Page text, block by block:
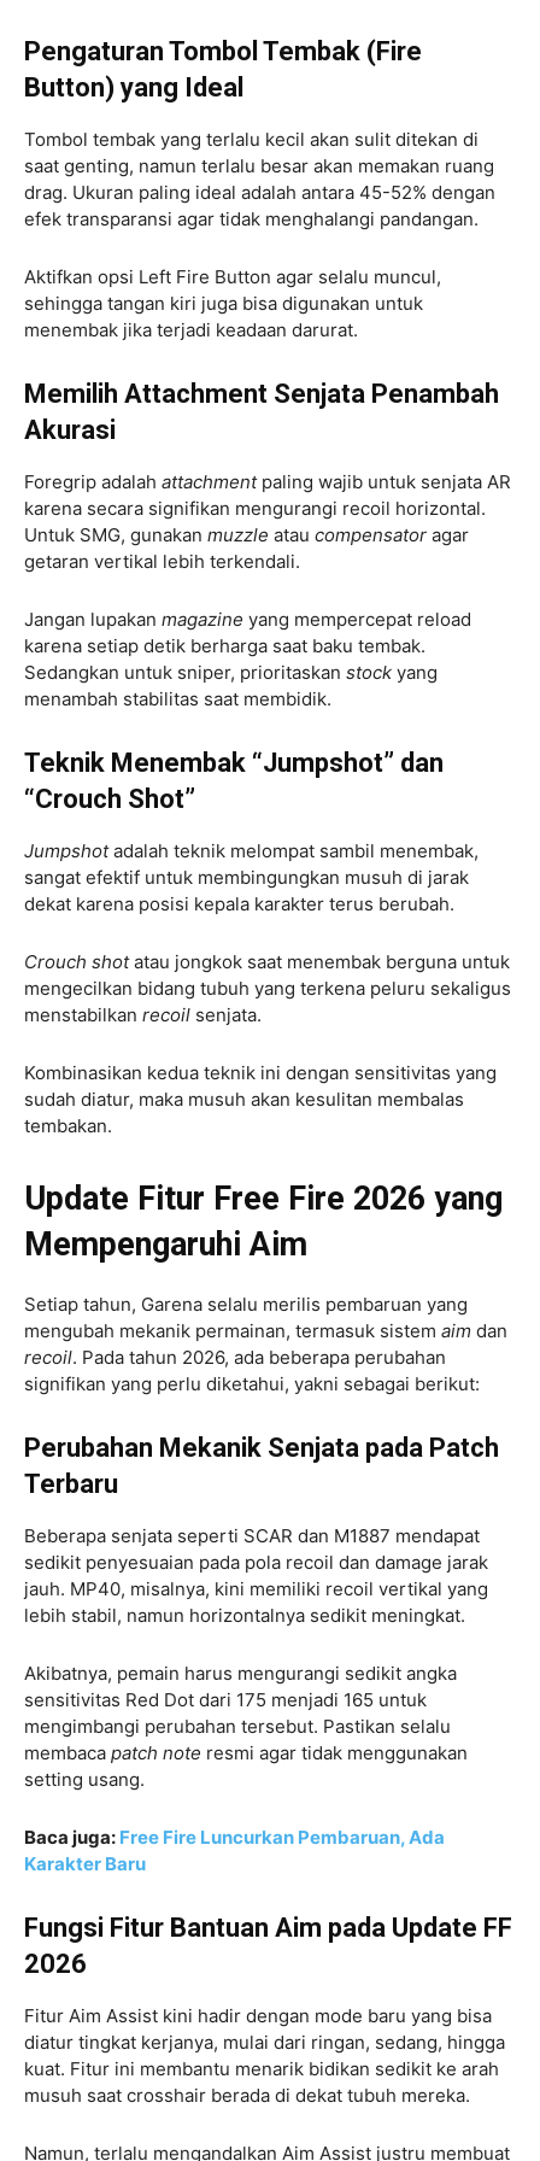
Pengaturan Tombol Tembak (Fire
Button) yang Ideal
Tombol tembak yang terlalu kecil akan sulit ditekan di
saat genting, namun terlalu besar akan memakan ruang
drag. Ukuran paling ideal adalah antara 45-52% dengan
efek transparansi agar tidak menghalangi pandangan.
Aktifkan opsi Left Fire Button agar selalu muncul,
sehingga tangan kiri juga bisa digunakan untuk
menembak jika terjadi keadaan darurat.
Memilih Attachment Senjata Penambah
Akurasi
Foregrip adalah attachment paling wajib untuk senjata AR
karena secara signifikan mengurangi recoil horizontal.
Untuk SMG, gunakan muzzle atau compensator agar
getaran vertikal lebih terkendali.
Jangan lupakan magazine yang mempercepat reload
karena setiap detik berharga saat baku tembak.
Sedangkan untuk sniper, prioritaskan stock yang
menambah stabilitas saat membidik.
Teknik Menembak “Jumpshot” dan
“Crouch Shot”
Jumpshotadalah teknik melompat sambil menembak,
sangat efektif untuk membingungkan musuh di jarak
dekat karena posisi kepala karakter terus berubah.
Crouch shotatau jongkok saat menembak berguna untuk
mengecilkan bidang tubuh yang terkena peluru sekaligus
menstabilkan recoil senjata.
Kombinasikan kedua teknik ini dengan sensitivitas yang
sudah diatur, maka musuh akan kesulitan membalas
tembakan.
Update Fitur Free Fire 2026 yang
Mempengaruhi Aim
Setiap tahun, Garena selalu merilis pembaruan yang
mengubah mekanik permainan, termasuk sistem aim dan
recoil. Pada tahun 2026, ada beberapa perubahan
signifikan yang perlu diketahui, yakni sebagai berikut:
Perubahan Mekanik Senjata pada Patch
Terbaru
Beberapa senjata seperti SCAR dan M1887 mendapat
sedikit penyesuaian pada pola recoil dan damage jarak
jauh. MP40, misalnya, kini memiliki recoil vertikal yang
lebih stabil, namun horizontalnya sedikit meningkat.
Akibatnya, pemain harus mengurangi sedikit angka
sensitivitas Red Dot dari 175 menjadi 165 untuk
mengimbangi perubahan tersebut. Pastikan selalu
membaca patch note resmi agar tidak menggunakan
setting usang.
Baca juga: Free Fire Luncurkan Pembaruan, Ada
Karakter Baru
Fungsi Fitur Bantuan Aim pada Update FF
2026
Fitur Aim Assist kini hadir dengan mode baru yang bisa
diatur tingkat kerjanya, mulai dari ringan, sedang, hingga
kuat. Fitur ini membantu menarik bidikan sedikit ke arah
musuh saat crosshair berada di dekat tubuh mereka.
Namun, terlalu mengandalkan Aim Assist justru membuat